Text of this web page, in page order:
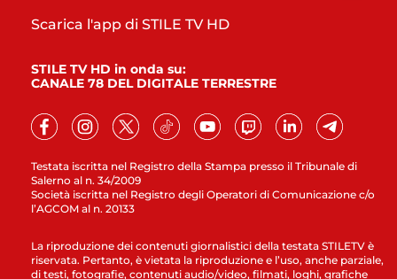
Testata iscritta nel Registro della Stampa presso il Tribunale di
Salerno al n. 34/2009
Società iscritta nel Registro degli Operatori di Comunicazione c/o
l’AGCOM al n. 20133
Scarica l'app di STILE TV HD
STILE TV HD in onda su:
CANALE 78 DEL DIGITALE TERRESTRE
La riproduzione dei contenuti giornalistici della testata STILETV è
riservata. Pertanto, è vietata la riproduzione e l’uso, anche parziale,
di testi, fotografie, contenuti audio/video, filmati, loghi, grafiche